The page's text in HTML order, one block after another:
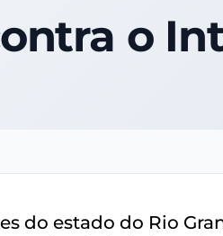
o
do estado do Rio